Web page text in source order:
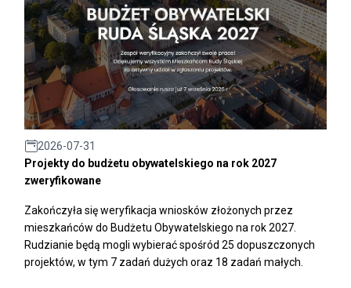
2026-07-31
Projekty do budżetu obywatelskiego na rok 2027
zweryfikowane
Zakończyła się weryfikacja wniosków złożonych przez
mieszkańców do Budżetu Obywatelskiego na rok 2027.
Rudzianie będą mogli wybierać spośród 25 dopuszczonych
projektów, w tym 7 zadań dużych oraz 18 zadań małych.